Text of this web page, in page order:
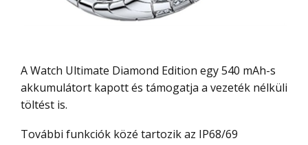
A Watch Ultimate Diamond Edition egy 540 mAh-s
akkumulátort kapott és támogatja a vezeték nélküli
töltést is.
További funkciók közé tartozik az IP68/69